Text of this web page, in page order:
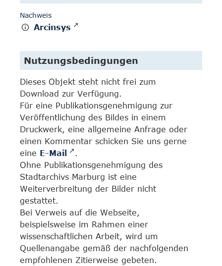
Nachweis
Arcinsys
Nutzungsbedingungen
Dieses Objekt steht nicht frei zum
Download zur Verfügung.
Für eine Publikationsgenehmigung zur
Veröffentlichung des Bildes in einem
Druckwerk, eine allgemeine Anfrage oder
einen Kommentar schicken Sie uns gerne
eine E-Mail
.
Ohne Publikationsgenehmigung des
Stadtarchivs Marburg ist eine
Weiterverbreitung der Bilder nicht
gestattet.
Bei Verweis auf die Webseite,
beispielsweise im Rahmen einer
wissenschaftlichen Arbeit, wird um
Quellenangabe gemäß der nachfolgenden
empfohlenen Zitierweise gebeten.